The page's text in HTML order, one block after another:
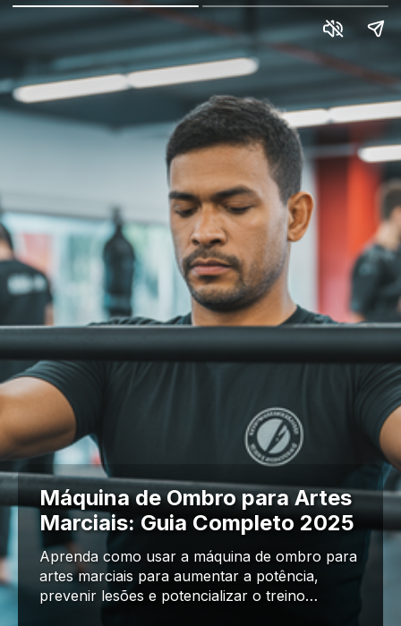
Máquina de Ombro para Artes
Marciais: Guia Completo 2025
Aprenda como usar a máquina de ombro para
artes marciais para aumentar a potência,
prevenir lesões e potencializar o treino…